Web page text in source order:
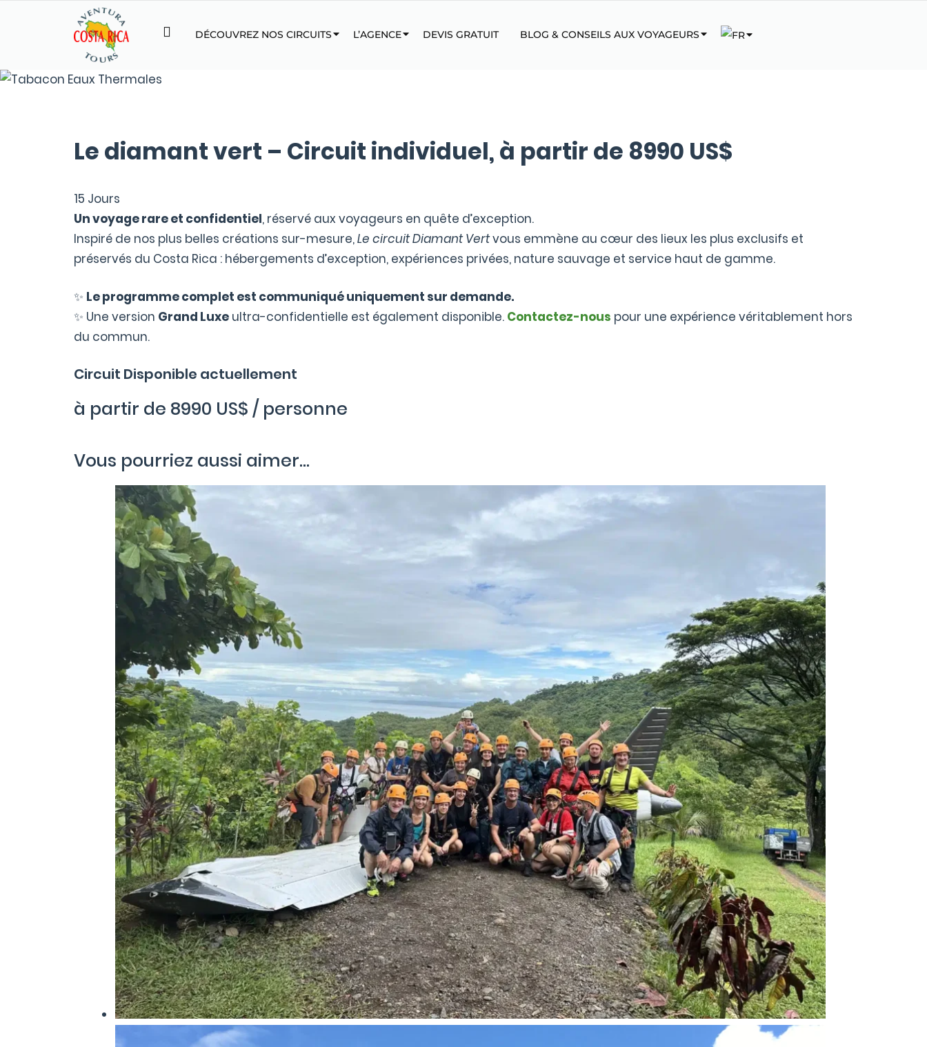
DÉCOUVREZ NOS CIRCUITS L’AGENCE DEVIS GRATUIT BLOG & CONSEILS AUX VOYAGEURS
Le diamant vert – Circuit individuel, à partir de 8990 US$
15 Jours
Un voyage rare et confidentiel, réservé aux voyageurs en quête d’exception.
Inspiré de nos plus belles créations sur-mesure,Le circuit Diamant Vertvous emmène au cœur des lieux les plus exclusifs et
préservés du Costa Rica : hébergements d’exception, expériences privées, nature sauvage et service haut de gamme.
✨ Le programme complet est communiqué uniquement sur demande.
✨ Une version Grand Luxe ultra-confidentielle est également disponible. Contactez-nous pour une expérience véritablement hors
du commun.
Circuit Disponible actuellement
à partir de 8990 US$ / personne
Vous pourriez aussi aimer...